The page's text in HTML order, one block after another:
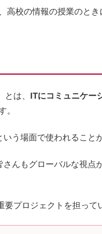
高校の情報の授業のと
は、 ITにコミュニケー
。
う場面で使われること
んもグローバルな視点
プロジェクトを担って